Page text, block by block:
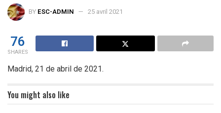
BY ESC-ADMIN 25 avril 2021
76
SHARES
Madrid, 21 de abril de 2021.
You might also like